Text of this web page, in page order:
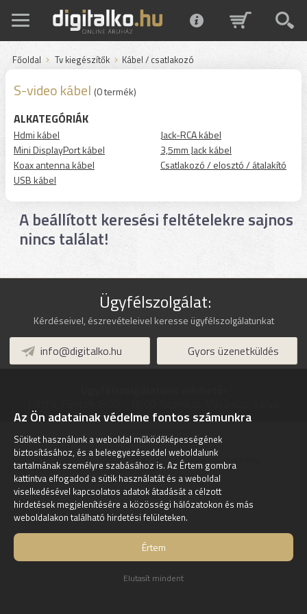
Főoldal Tv kiegészítők Kábel / csatlakozó
S-video kábel (0 termék)
ALKATEGÓRIÁK
Hdmi kábel
Mini DisplayPort kábel
Koax antenna kábel
USB kábel
Jack-RCA kábel
3,5mm Jack kábel
Csatlakozó / elosztó / átalakító
A beállított keresési feltételekre sajnos
nincs találat!
Ügyfélszolgálat:
Kérdéseivel, észrevételeivel keresse ügyfélszolgálatunkat
info@digitalko.hu Gyors üzenetküldés
Digitalko.hu Webáruház online áruház - Az akcióink a visszavonásig
érvényesek! -Tisztítószer az Árukeresőn
Az Ön adatainak védelme fontos számunkra
Sütiket használunk a weboldal működőképességének
biztosításához, és a beleegyezéseddel weboldalunk
tartalmának személyre szabásához is. Az Értem gombra
kattintva elfogadod a sütik használatát és a weboldal
viselkedésével kapcsolatos adatok átadását a célzott
hirdetések megjelenítésére a közösségi hálózatokon és más
weboldalakon található hirdetési felületeken.
Értem
Elutasít mindent